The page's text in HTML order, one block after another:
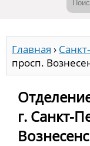
Главная ›
просп.
г. Санкт-